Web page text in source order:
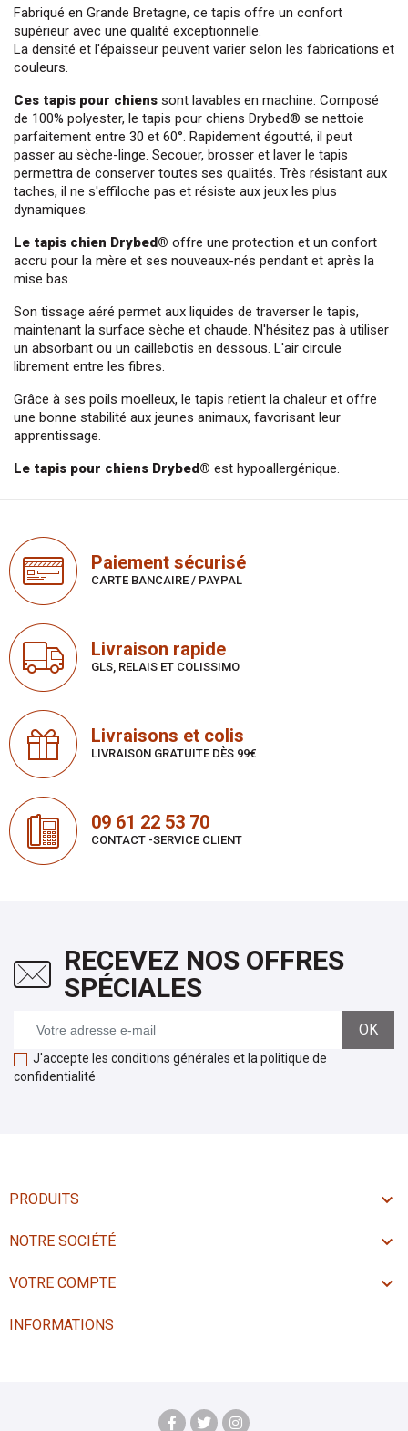
Fabriqué en Grande Bretagne, ce tapis offre un confort
supérieur avec une qualité exceptionnelle.
La densité et l'épaisseur peuvent varier selon les fabrications et
couleurs.
Ces tapis pour chiens sont lavables en machine. Composé
de 100% polyester, le tapis pour chiens Drybed® se nettoie
parfaitement entre 30 et 60°. Rapidement égoutté, il peut
passer au sèche-linge. Secouer, brosser et laver le tapis
permettra de conserver toutes ses qualités. Très résistant aux
taches, il ne s'effiloche pas et résiste aux jeux les plus
dynamiques.
Le tapis chien Drybed® offre une protection et un confort
accru pour la mère et ses nouveaux-nés pendant et après la
mise bas.
Son tissage aéré permet aux liquides de traverser le tapis,
maintenant la surface sèche et chaude. N'hésitez pas à utiliser
un absorbant ou un caillebotis en dessous. L'air circule
librement entre les fibres.
Grâce à ses poils moelleux, le tapis retient la chaleur et offre
une bonne stabilité aux jeunes animaux, favorisant leur
apprentissage.
Le tapis pour chiens Drybed® est hypoallergénique.
Paiement sécurisé
CARTE BANCAIRE / PAYPAL
Livraison rapide
GLS, RELAIS ET COLISSIMO
Livraisons et colis
LIVRAISON GRATUITE DÈS 99€
09 61 22 53 70
CONTACT -SERVICE CLIENT
RECEVEZ NOS OFFRES
SPÉCIALES
J'accepte les conditions générales et la politique de
confidentialité
PRODUITS 
NOTRE SOCIÉTÉ 
VOTRE COMPTE 
INFORMATIONS